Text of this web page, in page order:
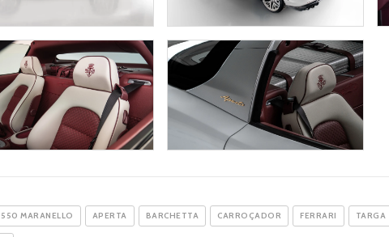
550 MARANELLO APERTA BARCHETTA CARROÇADOR FERRARI TARGA